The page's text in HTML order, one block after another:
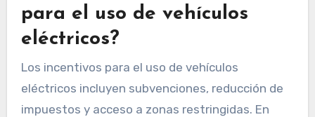
para el uso de vehículos
eléctricos?
Los incentivos para el uso de vehículos
eléctricos incluyen subvenciones, reducción de
impuestos y acceso a zonas restringidas. En